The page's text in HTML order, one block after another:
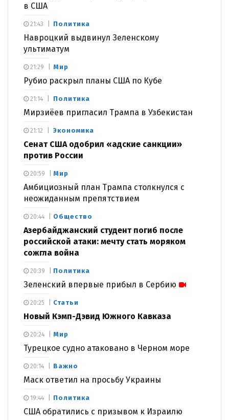
в США
Политика
Навроцкий выдвинул Зеленскому
ультиматум
21:43
Мир
Рубио раскрыл планы США по Кубе
21:29
Политика
Мирзиёев пригласил Трампа в Узбекистан
21:14
Экономика
Сенат США одобрил «адские санкции»
против России
21:12
Мир
Амбициозный план Трампа столкнулся с
неожиданным препятствием
20:59
Общество
Азербайджанский студент погиб после
российской атаки: мечту стать моряком
сожгла война
20:44
Политика
Зеленский впервые прибыл в Сербию
20:39
Статьи
Новый Кэмп-Дэвид Южного Кавказа
20:25
Мир
Турецкое судно атаковано в Черном море
20:24
Важно
Маск ответил на просьбу Украины
20:14
Политика
США обратились с призывом к Израилю
19:44